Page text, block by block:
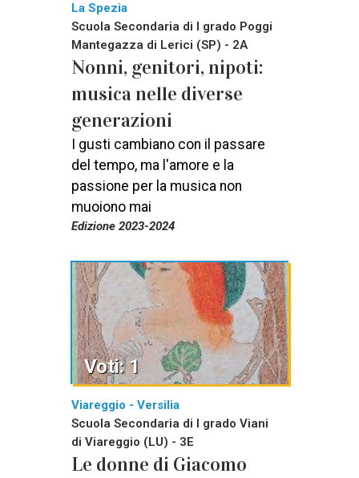
La Spezia
Scuola Secondaria di I grado Poggi
Mantegazza di Lerici (SP) - 2A
Nonni, genitori, nipoti:
musica nelle diverse
generazioni
I gusti cambiano con il passare
del tempo, ma l'amore e la
passione per la musica non
muoiono mai
Edizione 2023-2024
Viareggio - Versilia
Scuola Secondaria di I grado Viani
di Viareggio (LU) - 3E
Le donne di Giacomo
Voti: 1